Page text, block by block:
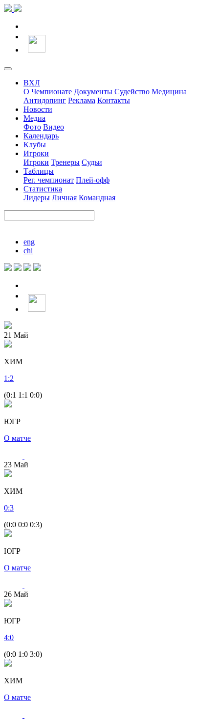
ВХЛ
О Чемпионате Документы Судейство Медицина
Антидопинг Реклама Контакты
Новости
Медиа
Фото Видео
Календарь
Клубы
Игроки
Игроки Тренеры Судьи
Таблицы
Рег. чемпионат Плей-офф
Статистика
Лидеры Личная Командная
eng
chi
21 Май
ХИМ
1 :2
(0:1 1:1 0:0)
ЮГР
О матче
23 Май
ХИМ
0:3
(0:0 0:0 0:3)
ЮГР
О матче
26 Май
ЮГР
4:0
(0:0 1:0 3:0)
ХИМ
О матче